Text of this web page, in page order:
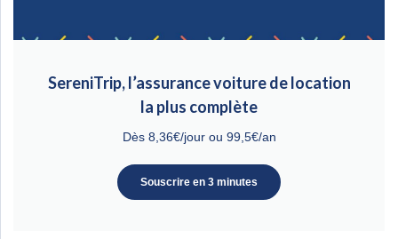
SereniTrip, l’assurance voiture de location
la plus complète
Dès 8,36€/jour ou 99,5€/an
Souscrire en 3 minutes